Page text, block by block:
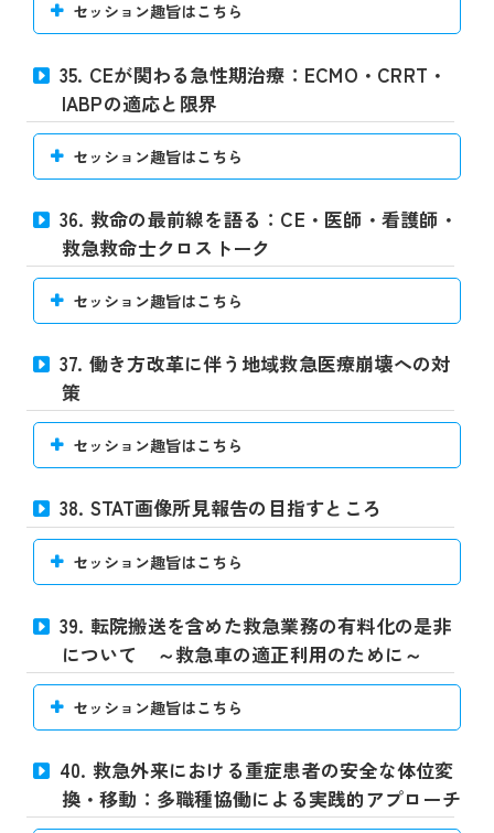
セッション趣旨はこちら
35. CEが関わる急性期治療：ECMO・CRRT・
IABPの適応と限界
セッション趣旨はこちら
36. 救命の最前線を語る：CE・医師・看護師・
救急救命士クロストーク
セッション趣旨はこちら
37. 働き方改革に伴う地域救急医療崩壊への対
策
セッション趣旨はこちら
38. STAT画像所見報告の目指すところ
セッション趣旨はこちら
39. 転院搬送を含めた救急業務の有料化の是非
について ～救急車の適正利用のために～
セッション趣旨はこちら
40. 救急外来における重症患者の安全な体位変
換・移動：多職種協働による実践的アプローチ